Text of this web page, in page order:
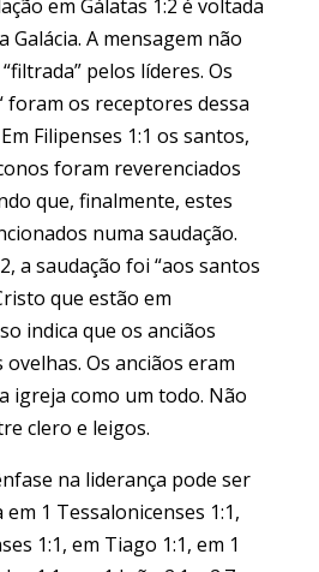
em Gálatas 1:2 é voltada
Galácia. A mensagem não
pelos líderes. Os
foram os receptores dessa
Filipenses 1:1 os santos,
foram reverenciados
que, finalmente, estes
numa saudação.
a saudação foi “aos santos
que estão em
indica que os anciãos
Os anciãos eram
igreja como um todo. Não
clero e leigos.
na liderança pode ser
1 Tessalonicenses 1:1,
1:1, em Tiago 1:1, em 1